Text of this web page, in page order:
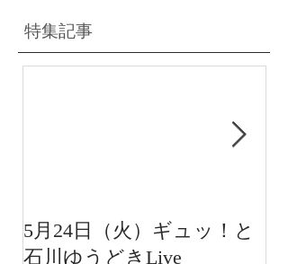
特集記事
5月24日（火）ギュッ！と
石川ゆうどきLive